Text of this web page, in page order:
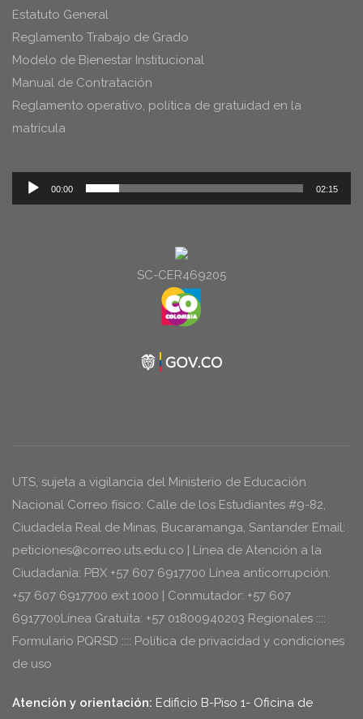
Estatuto General
Reglamento Trabajo de Grado
Modelo de Bienestar Institucional
Manual de Contratación
Reglamento operativo, política de gratuidad en la
matrícula
Reproductor
de
00:00 02:15
SC-CER469205
UTS, sujeta a vigilancia del Ministerio de Educación
Nacional Correo físico: Calle de los Estudiantes #9-82,
Ciudadela Real de Minas, Bucaramanga, Santander Email:
peticiones@correo.uts.edu.co | Línea de Atención a la
Ciudadanía: PBX +57 607 6917700 Línea anticorrupción:
+57 607 6917700 ext 1000 | Conmutador: +57 607
6917700Línea Gratuita: +57 01800940203 Regionales ::::
Formulario PQRSD :::: Política de privacidad y condiciones
de uso
Atención y orientación: Edificio B-Piso 1- Oficina de